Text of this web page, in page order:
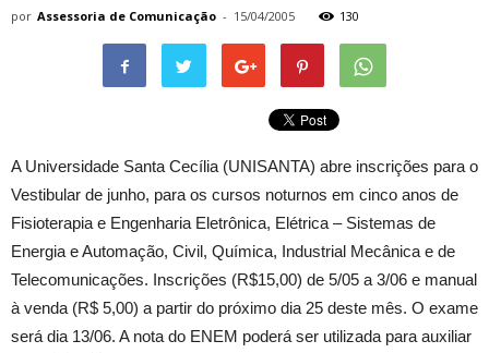
por Assessoria de Comunicação - 15/04/2005 130
A Universidade Santa Cecília (UNISANTA) abre inscrições para o
Vestibular de junho, para os cursos noturnos em cinco anos de
Fisioterapia e Engenharia Eletrônica, Elétrica – Sistemas de
Energia e Automação, Civil, Química, Industrial Mecânica e de
Telecomunicações. Inscrições (R$15,00) de 5/05 a 3/06 e manual
à venda (R$ 5,00) a partir do próximo dia 25 deste mês. O exame
será dia 13/06. A nota do ENEM poderá ser utilizada para auxiliar